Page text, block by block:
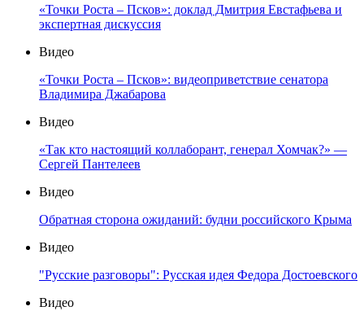
«Точки Роста – Псков»: доклад Дмитрия Евстафьева и
экспертная дискуссия
Видео
«Точки Роста – Псков»: видеоприветствие сенатора
Владимира Джабарова
Видео
«Так кто настоящий коллаборант, генерал Хомчак?» —
Сергей Пантелеев
Видео
Обратная сторона ожиданий: будни российского Крыма
Видео
"Русские разговоры": Русская идея Федора Достоевского
Видео